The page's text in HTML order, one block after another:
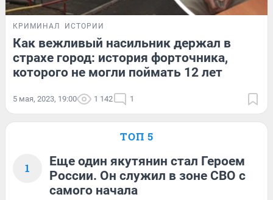
КРИМИНАЛ ИСТОРИИ
Как вежливый насильник держал в
страхе город: история форточника,
которого не могли поймать 12 лет
5 мая, 2023, 19:00 1 142 1
ТОП 5
1
Еще один якутянин стал Героем
России. Он служил в зоне СВО с
самого начала